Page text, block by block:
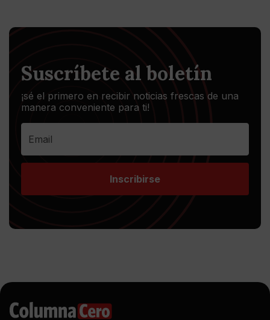
Suscríbete al boletín
¡sé el primero en recibir noticias frescas de una
manera conveniente para ti!
Inscribirse